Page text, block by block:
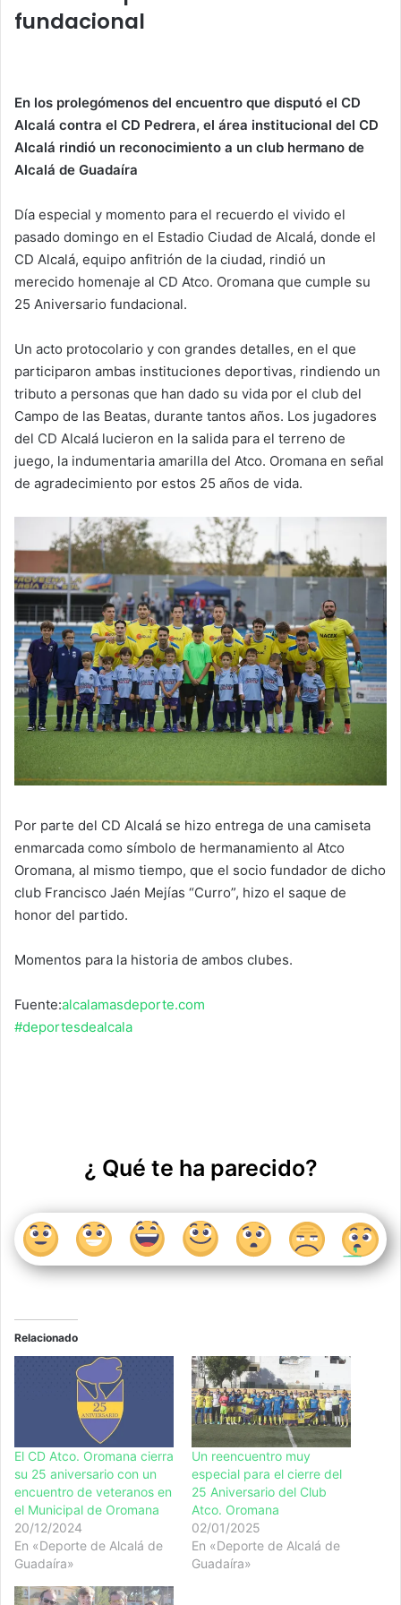
p o
fundacional
En los prolegómenos del encuentro que disputó el CD
Alcalá contra el CD Pedrera, el área institucional del CD
Alcalá rindió un reconocimiento a un club hermano de
Alcalá de Guadaíra
Día especial y momento para el recuerdo el vivido el
pasado domingo en el Estadio Ciudad de Alcalá, donde el
CD Alcalá, equipo anfitrión de la ciudad, rindió un
merecido homenaje al CD Atco. Oromana que cumple su
25 Aniversario fundacional.
Un acto protocolario y con grandes detalles, en el que
participaron ambas instituciones deportivas, rindiendo un
tributo a personas que han dado su vida por el club del
Campo de las Beatas, durante tantos años. Los jugadores
del CD Alcalá lucieron en la salida para el terreno de
juego, la indumentaria amarilla del Atco. Oromana en señal
de agradecimiento por estos 25 años de vida.
Por parte del CD Alcalá se hizo entrega de una camiseta
enmarcada como símbolo de hermanamiento al Atco
Oromana, al mismo tiempo, que el socio fundador de dicho
club Francisco Jaén Mejías “Curro”, hizo el saque de
honor del partido.
Momentos para la historia de ambos clubes.
Fuente:alcalamasdeporte.com
#deportesdealcala
¿ Qué te ha parecido?
Relacionado
El CD Atco. Oromana cierra
su 25 aniversario con un
encuentro de veteranos en
el Municipal de Oromana
20/12/2024
En «Deporte de Alcalá de
Guadaíra»
Un reencuentro muy
especial para el cierre del
25 Aniversario del Club
Atco. Oromana
02/01/2025
En «Deporte de Alcalá de
Guadaíra»